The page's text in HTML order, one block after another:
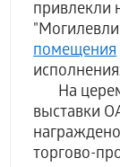
привлекли
помещения
На
выставки
торгово-